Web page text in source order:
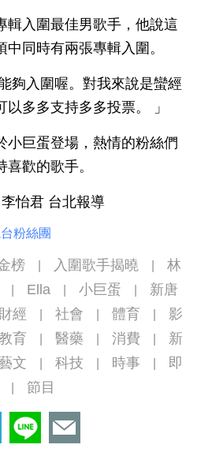
輯入圍最佳男歌手，他說這
同時有兩張專輯入圍。
夠入圍喔。對我來說是蠻經
多多支持多多投票。 」
小巨蛋登場，熱情的粉絲們
歡的歌手。
怡君 台北報導
粉絲團
榜 入圍歌手揭曉
林
Ella 小巨蛋
新唐
財經 社會 體育
影
育 醫藥 消費
新
藝文 科技 時事
即
節目